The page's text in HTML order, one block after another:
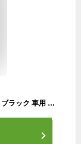
アイコス IQOS 吸殻入れ 灰皿 電子タバコダスト BK ブラック 車用 大容量 水洗いOK/星光産業 ED-611